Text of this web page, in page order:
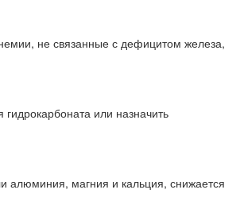
не связанные с дефицитом железа,
или назначить
алюминия, магния и кальция, снижается